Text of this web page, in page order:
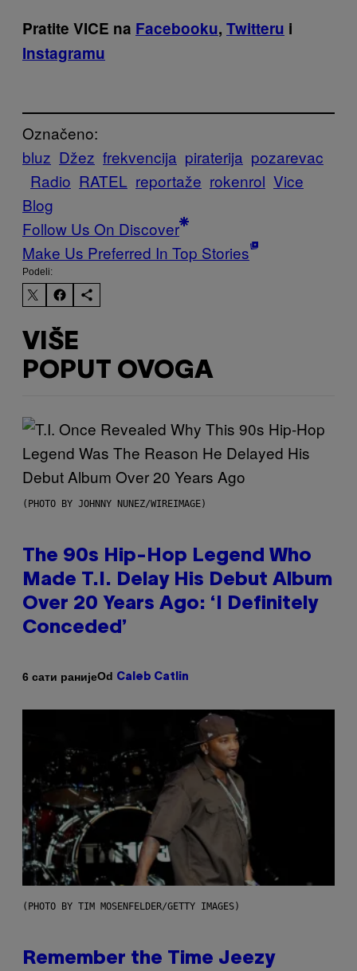
Pratite VICE na Facebooku, Twitteru i
Instagramu
Označeno:
bluz Džez frekvencija piraterija pozarevac
Radio RATEL reportaže rokenrol Vice
Blog
Follow Us On Discover
Make Us Preferred In Top Stories
Podeli:
VIŠE
POPUT OVOGA
(PHOTO BY JOHNNY NUNEZ/WIREIMAGE)
The 90s Hip-Hop Legend Who
Made T.I. Delay His Debut Album
Over 20 Years Ago: ‘I Definitely
Conceded’
6 сати ранијеOd Caleb Catlin
(PHOTO BY TIM MOSENFELDER/GETTY IMAGES)
Remember the Time Jeezy